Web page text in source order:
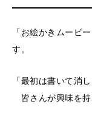
「お絵かきムービ
す。
「最初は書いて消
皆さんが興味を持